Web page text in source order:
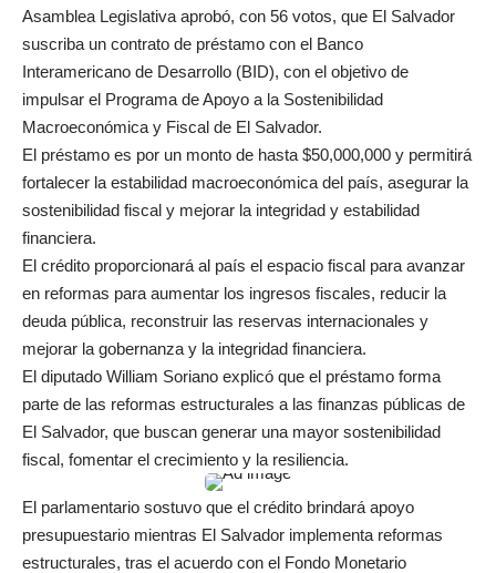
Asamblea Legislativa aprobó, con 56 votos, que El Salvador
suscriba un contrato de préstamo con el Banco
Interamericano de Desarrollo (BID), con el objetivo de
impulsar el Programa de Apoyo a la Sostenibilidad
Macroeconómica y Fiscal de El Salvador.
El préstamo es por un monto de hasta $50,000,000 y permitirá
fortalecer la estabilidad macroeconómica del país, asegurar la
sostenibilidad fiscal y mejorar la integridad y estabilidad
financiera.
El crédito proporcionará al país el espacio fiscal para avanzar
en reformas para aumentar los ingresos fiscales, reducir la
deuda pública, reconstruir las reservas internacionales y
mejorar la gobernanza y la integridad financiera.
El diputado William Soriano explicó que el préstamo forma
parte de las reformas estructurales a las finanzas públicas de
El Salvador, que buscan generar una mayor sostenibilidad
fiscal, fomentar el crecimiento y la resiliencia.
El parlamentario sostuvo que el crédito brindará apoyo
presupuestario mientras El Salvador implementa reformas
estructurales, tras el acuerdo con el Fondo Monetario